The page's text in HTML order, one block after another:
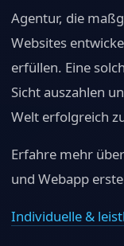
Agentur, die
Websites
erfüllen. Eine
Sicht auszahlen
Welt erfolgreich
Erfahre mehr
und Webapp
Individuelle &